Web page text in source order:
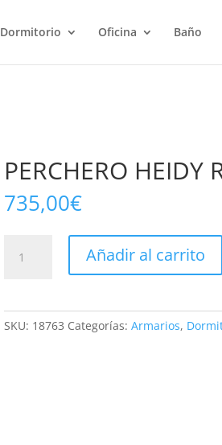
Dormitorio Oficina Baño
PERCHERO HEIDY
735,00€
HEIDY
ROBLE/CREMA
Añadir al carrito
SKU: 18763 Categorías: Armarios,